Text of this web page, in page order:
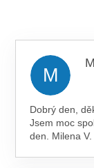
M
Dobrý den,
Jsem moc
den. Milena V.